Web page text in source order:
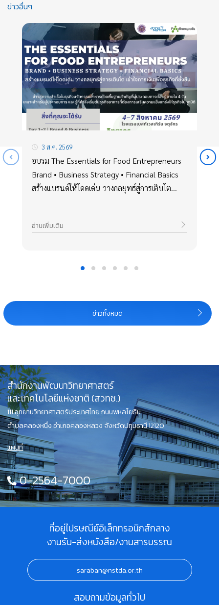
ข่าวอื่นๆ
3 ส.ค. 2569
อบรม The Essentials for Food Entrepreneurs
Brand • Business Strategy • Financial Basics
สร้างแบรนด์ให้โดดเด่น วางกลยุทธ์สู่การเติบโต
อ่านเพิ่มเติม
ข่าวทั้งหมด
สำนักงานพัฒนาวิทยาศาสตร์
และเทคโนโลยีแห่งชาติ (สวทช.)
111 อุทยานวิทยาศาสตร์ประเทศไทย ถนนพหลโยธิน
ตำบลคลองหนึ่ง อำเภอคลองหลวง จังหวัดปทุมธานี 12120
แผนที่
0-2564-7000
ที่อยู่ไปรษณีย์อิเล็กทรอนิกส์กลาง
งานรับ-ส่งหนังสือ/งานสารบรรณ
saraban@nstda.or.th
สอบถามข้อมูลทั่วไป